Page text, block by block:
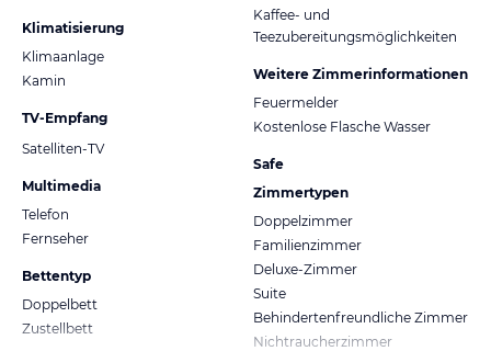
Klimatisierung
Klimaanlage
Kamin
TV-Empfang
Satelliten-TV
Multimedia
Telefon
Fernseher
Bettentyp
Doppelbett
Zustellbett
Kaffee- und
Teezubereitungsmöglichkeiten
Weitere Zimmerinformationen
Feuermelder
Kostenlose Flasche Wasser
Safe
Zimmertypen
Doppelzimmer
Familienzimmer
Deluxe-Zimmer
Suite
Behindertenfreundliche Zimmer
Nichtraucherzimmer